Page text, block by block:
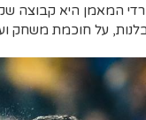
המאמן היא קבוצה
על חוכמת משחק